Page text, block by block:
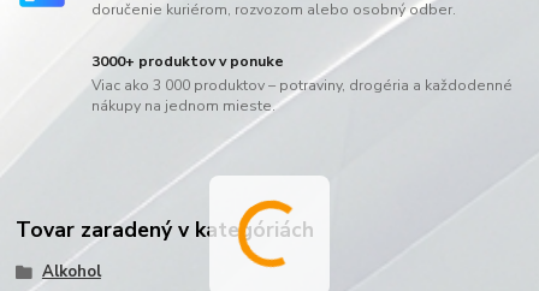
doručenie kuriérom, rozvozom alebo osobný odber.
3000+ produktov v ponuke
Viac ako 3 000 produktov – potraviny, drogéria a každodenné
nákupy na jednom mieste.
Tovar zaradený v kategóriách
Alkohol